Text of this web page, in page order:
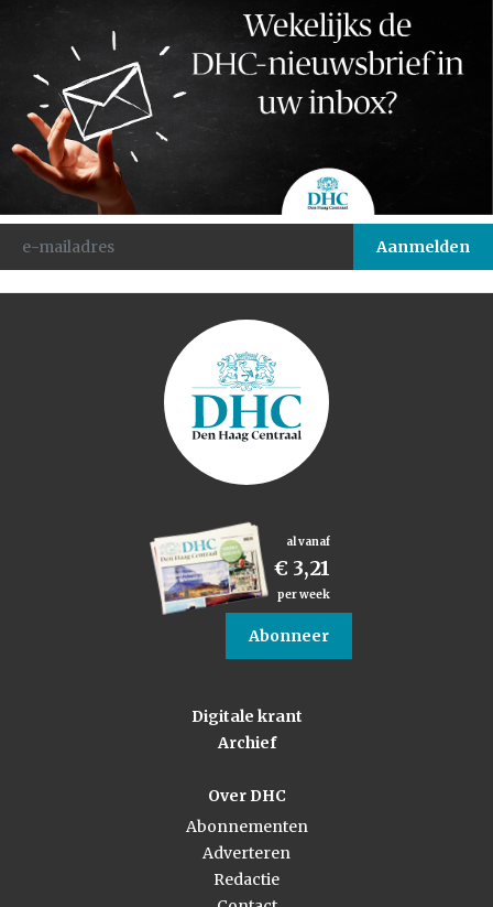
al vanaf
€ 3,21
per week
Abonneer
Digitale krant
Archief
Over DHC
Abonnementen
Adverteren
Redactie